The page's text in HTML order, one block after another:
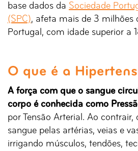
base dados da Sociedade
(SPC), afeta mais de 3 milhões
Portugal, com idade superior a
O que é a
A força com que o sangue
corpo é conhecida como
por Tensão Arterial. Ao
sangue pelas artérias, veias e
irrigando músculos, tendões,